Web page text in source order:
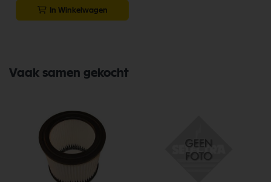
In Winkelwagen
Vaak samen gekocht